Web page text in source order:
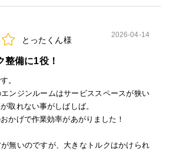
とったくん様
2026-04-14
整備に1役！
。
ンジンルームはサービススペースが狭い
取れない事がしばしば。
かげで作業効率があがりました！
無いのですが、大きなトルクはかけられ